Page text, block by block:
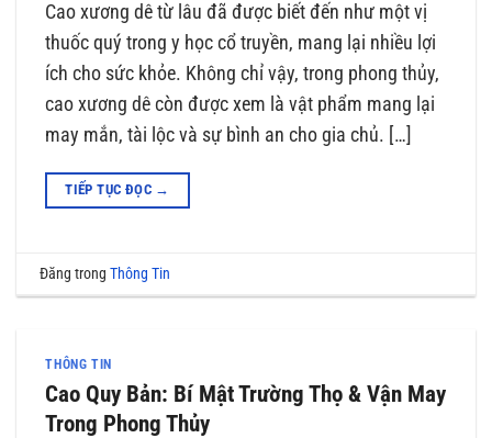
Cao xương dê từ lâu đã được biết đến như một vị
thuốc quý trong y học cổ truyền, mang lại nhiều lợi
ích cho sức khỏe. Không chỉ vậy, trong phong thủy,
cao xương dê còn được xem là vật phẩm mang lại
may mắn, tài lộc và sự bình an cho gia chủ. […]
TIẾP TỤC ĐỌC →
Đăng trongThông Tin
THÔNG TIN
Cao Quy Bản: Bí Mật Trường Thọ & Vận May
Trong Phong Thủy